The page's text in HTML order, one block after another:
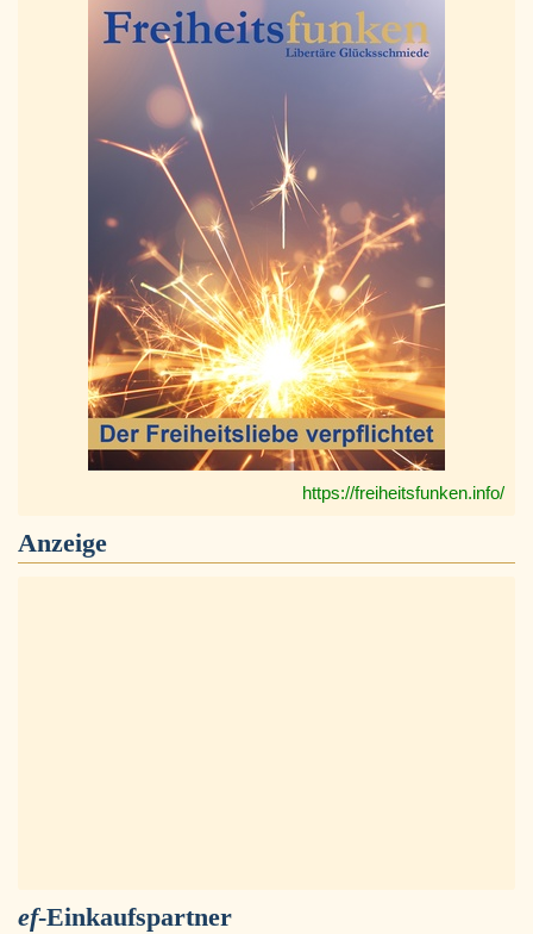
https://freiheitsfunken.info/
Anzeige
ef-Einkaufspartner